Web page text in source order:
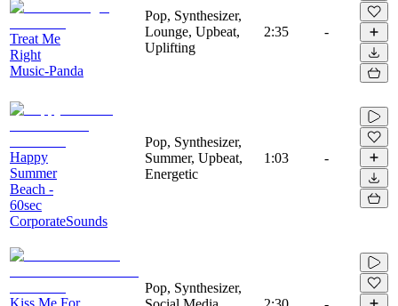
Treat Me
Right
Music-Panda
Pop, Synthesizer,
Lounge, Upbeat,
Uplifting
2:35 -
Happy
Summer
Beach -
60sec
CorporateSounds
Pop, Synthesizer,
Summer, Upbeat,
Energetic
1:03 -
Kiss Me For
Pop, Synthesizer,